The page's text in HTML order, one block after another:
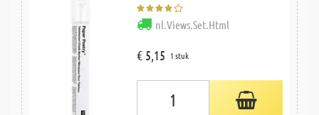
nl.Views.Set.Html
€ 5,15 1 stuk